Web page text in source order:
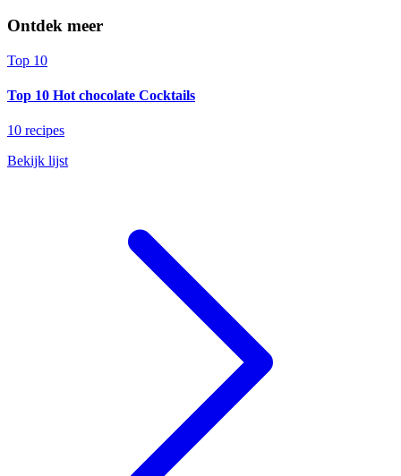
Ontdek meer
Top 10
Top 10 Hot chocolate Cocktails
10 recipes
Bekijk lijst